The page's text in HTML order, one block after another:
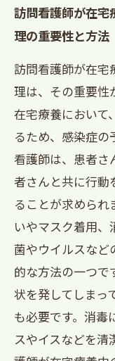
訪問看護師が在宅
理の重要性と方法
訪問看護師が在宅
理は、その重要性
在宅療養において
るため、感染症の
看護師は、患者さ
者さんと共に行動
ることが求められ
いやマスク着用
菌やウイルスなど
的な方法の一つで
状を発してしまっ
も必要です。消毒
スやイスなどを清